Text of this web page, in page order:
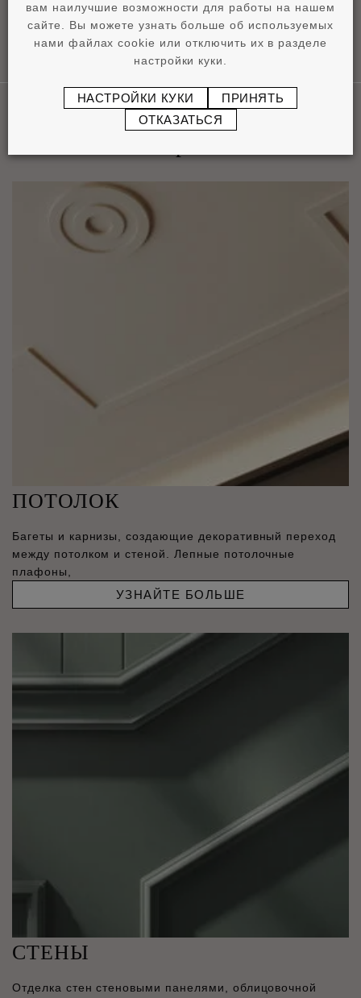
ПОТОЛОК
Багеты и карнизы, создающие декоративный переход
между потолком и стеной. Лепные потолочные
плафоны,
УЗНАЙТЕ БОЛЬШЕ
СТЕНЫ
Отделка стен стеновыми панелями, облицовочной
вам наилучшие возможности для работы на нашем
сайте. Вы можете узнать больше об используемых
нами файлах cookie или отключить их в разделе
настройки куки.
НАСТРОЙКИ КУКИ
ПРИНЯТЬ
ОТКАЗАТЬСЯ